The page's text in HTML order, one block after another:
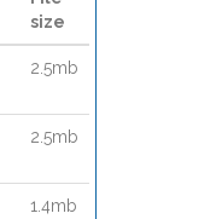
size
2.5mb
2.5mb
1.4mb